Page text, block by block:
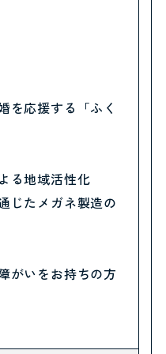
を応援する「ふく
る地域活性化
じたメガネ製造の
がいをお持ちの方